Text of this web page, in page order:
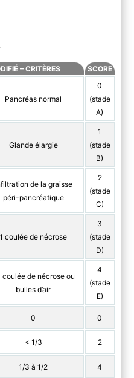
– CRITÈRES SCORE
Pancréas normal
0
(stade
A)
Glande élargie
1
(stade
B)
de la graisse
péri-pancréatique
2
(stade
C)
1 coulée de nécrose
3
(stade
D)
coulée de nécrose ou
bulles d’air
4
(stade
E)
0 0
< 1/3 2
1/3 à 1/2 4